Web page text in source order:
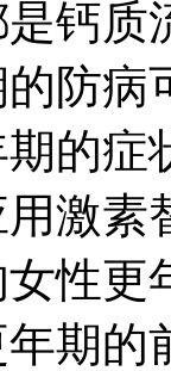
钙质
防病
的
激
性更
期的